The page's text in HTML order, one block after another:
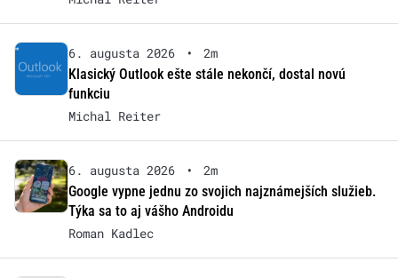
6. augusta 2026 •
2m
Klasický Outlook ešte stále nekončí, dostal novú
funkciu
Michal Reiter
6. augusta 2026 •
2m
Google vypne jednu zo svojich najznámejších služieb.
Týka sa to aj vášho Androidu
Roman Kadlec